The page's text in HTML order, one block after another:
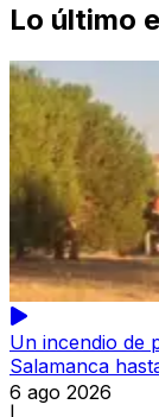
Lo último
Un incendio de
Salamanca
6 ago 2026